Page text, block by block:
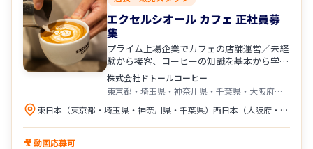
エクセルシオール カフェ 正社員募
集
プライム上場企業でカフェの店舗運営／未経
験から接客、コーヒーの知識を基本から学べ
ます！
株式会社ドトールコーヒー
東京都・埼玉県・神奈川県・千葉県・大阪府・兵庫県・広島県・愛知県
東日本（東京都・埼玉県・神奈川県・千葉県）西日本（大阪府・兵庫県・広島県・愛知県）にある 「ドトールコーヒーショップ」「エクセルシオール カフェ」の直営店舗への配属となります。 居住地・店舗状況・ご希望を考慮し配属となります。
🎥 動画応募可